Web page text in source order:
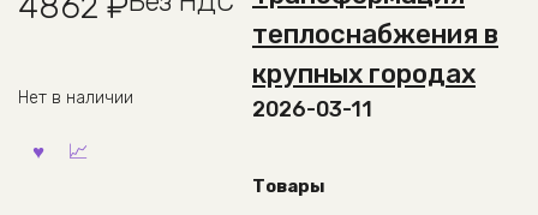
Нет в наличии
теплоснабжения в
крупных городах
2026-03-11
Товары